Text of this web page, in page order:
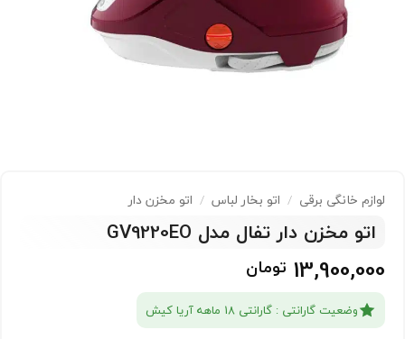
لوازم خانگی برقی / اتو بخار لباس / اتو مخزن دار
اتو مخزن دار تفال مدل GV9220EO
13,900,000 تومان
وضعیت گارانتی : گارانتی 18 ماهه آریا کیش